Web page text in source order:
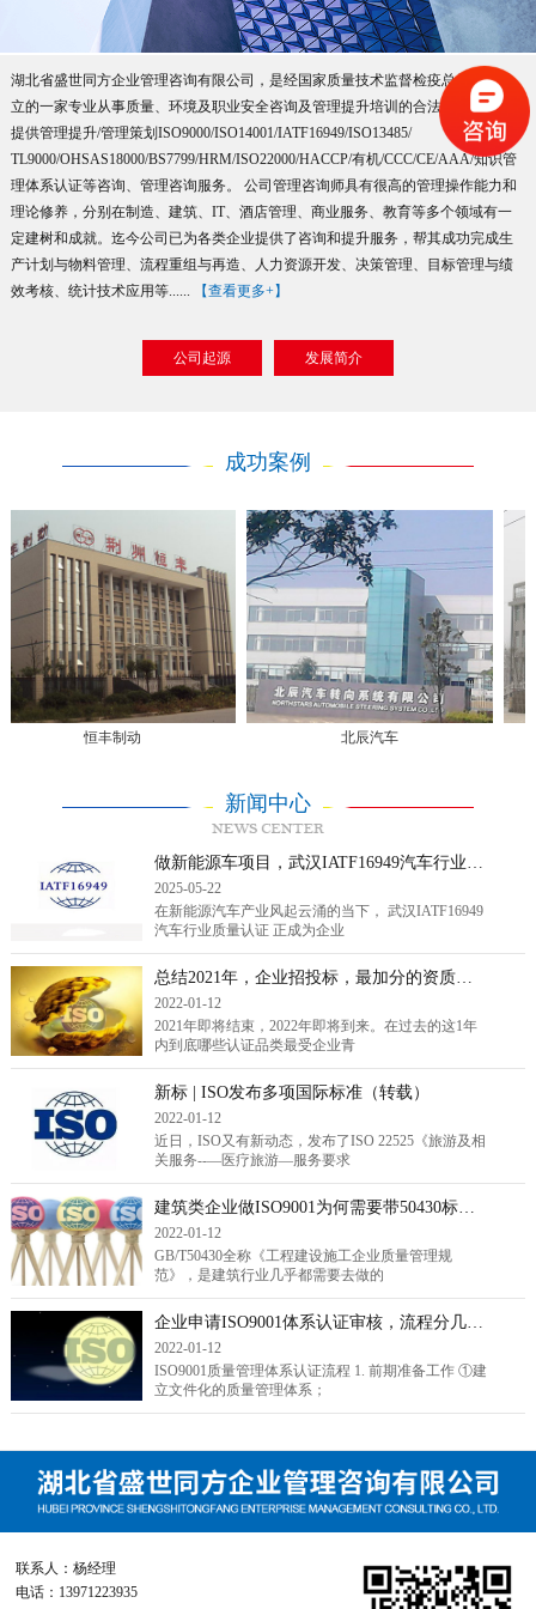
湖北省盛世同方企业管理咨询有限公司，是经国家质量技术监督检疫总局批准成
立的一家专业从事质量、环境及职业安全咨询及管理提升培训的合法机构。主要
提供管理提升/管理策划ISO9000/ISO14001/IATF16949/ISO13485/
TL9000/OHSAS18000/BS7799/HRM/ISO22000/HACCP/有机/CCC/CE/AAA/知识管
理体系认证等咨询、管理咨询服务。 公司管理咨询师具有很高的管理操作能力和
理论修养，分别在制造、建筑、IT、酒店管理、商业服务、教育等多个领域有一
定建树和成就。迄今公司已为各类企业提供了咨询和提升服务，帮其成功完成生
产计划与物料管理、流程重组与再造、人力资源开发、决策管理、目标管理与绩
效考核、统计技术应用等......
【查看更多+】
公司起源 发展简介
成功案例
恒丰制动 北辰汽车
新闻中心
做新能源车项目，武汉IATF16949汽车行业质量认证是标配还是敲门砖？
2025-05-22
在新能源汽车产业风起云涌的当下， 武汉IATF16949
汽车行业质量认证 正成为企业
总结2021年，企业招投标，最加分的资质证书排行！（转载）
2022-01-12
2021年即将结束，2022年即将到来。在过去的这1年
内到底哪些认证品类最受企业青
新标 | ISO发布多项国际标准（转载）
2022-01-12
近日，ISO又有新动态，发布了ISO 22525《旅游及相
关服务--—医疗旅游—服务要求
建筑类企业做ISO9001为何需要带50430标准？（转载）
2022-01-12
GB/T50430全称《工程建设施工企业质量管理规
范》，是建筑行业几乎都需要去做的
企业申请ISO9001体系认证审核，流程分几步走？（转载）
2022-01-12
ISO9001质量管理体系认证流程 1. 前期准备工作 ①建
立文件化的质量管理体系；
联系人：杨经理
电话：13971223935